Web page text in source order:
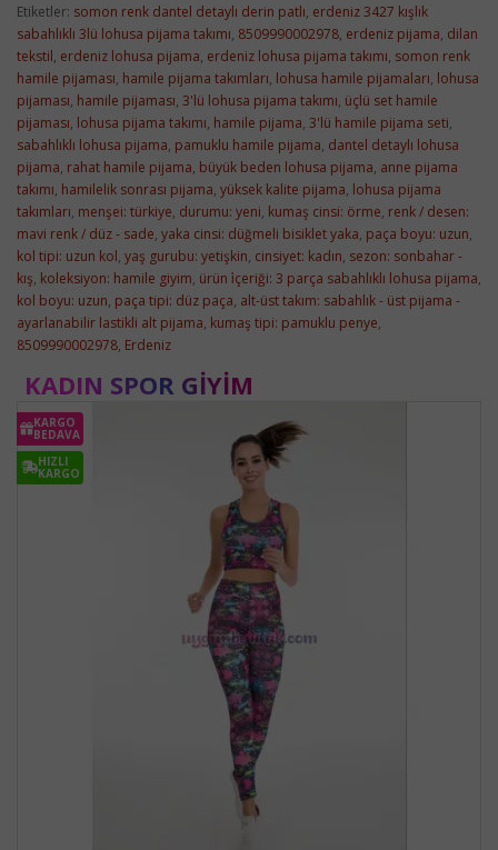
Etiketler: somon renk dantel detaylı derin patlı, erdeniz 3427 kışlık
sabahlıklı 3lü lohusa pijama takımı, 8509990002978, erdeniz pijama, dilan
tekstil, erdeniz lohusa pijama, erdeniz lohusa pijama takımı, somon renk
hamile pijaması, hamile pijama takımları, lohusa hamile pijamaları, lohusa
pijaması, hamile pijaması, 3'lü lohusa pijama takımı, üçlü set hamile
pijaması, lohusa pijama takımı, hamile pijama, 3'lü hamile pijama seti,
sabahlıklı lohusa pijama, pamuklu hamile pijama, dantel detaylı lohusa
pijama, rahat hamile pijama, büyük beden lohusa pijama, anne pijama
takımı, hamilelik sonrası pijama, yüksek kalite pijama, lohusa pijama
takımları, menşei: türkiye, durumu: yeni, kumaş cinsi: örme, renk / desen:
mavi renk / düz - sade, yaka cinsi: düğmeli bisiklet yaka, paça boyu: uzun,
kol tipi: uzun kol, yaş gurubu: yetişkin, cinsiyet: kadın, sezon: sonbahar -
kış, koleksiyon: hamile giyim, ürün i̇çeriği: 3 parça sabahlıklı lohusa pijama,
kol boyu: uzun, paça tipi: düz paça, alt-üst takım: sabahlık - üst pijama -
ayarlanabilir lastikli alt pijama, kumaş tipi: pamuklu penye,
8509990002978, Erdeniz
KADIN SPOR GIYIM
KARGO
BEDAVA
HIZLI
KARGO